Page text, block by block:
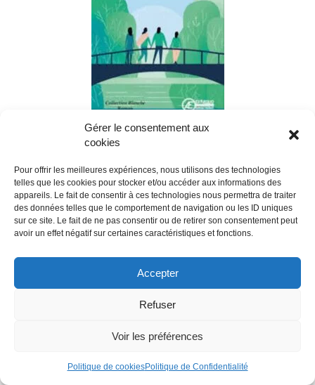
Gérer le consentement aux
cookies
Pour offrir les meilleures expériences, nous utilisons des technologies
telles que les cookies pour stocker et/ou accéder aux informations des
appareils. Le fait de consentir à ces technologies nous permettra de traiter
des données telles que le comportement de navigation ou les ID uniques
sur ce site. Le fait de ne pas consentir ou de retirer son consentement peut
avoir un effet négatif sur certaines caractéristiques et fonctions.
Accepter
Refuser
Voir les préférences
Politique de cookiesPolitique de Confidentialité
Un bruissement d'elles au fil de l'eau
Elles, ce sont quatre jeunes femmes, amies
depuis huit ans. Alors quand Lilou, Romane
et Noémie apprennent qu’Adèle doit
convoyer la péniche de son frère décédé sur
le Canal des Deux Mers pendant quinze
jours, elles l’accompagnent sans hésitation.
Au fil des écluses et des mots couchés dans
leur journal de bord, les fêlures des jeunes
femmes se révèlent : Adèle hantée par la
tempêtes intérieures, Noémie encore
d’être un long fleuve tranquille, leur périple